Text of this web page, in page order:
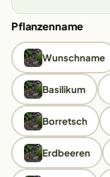
Pflanzenname
Wunschname
Basilikum
Borretsch
Erdbeeren